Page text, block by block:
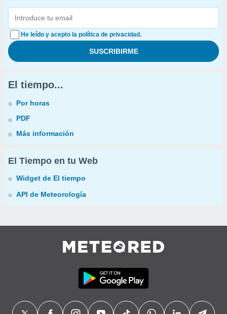
He leído y acepto la política de privacidad.
El tiempo...
Por horas
PDF
Más información
El Tiempo en tu Web
Widget de El tiempo
API de Meteorología